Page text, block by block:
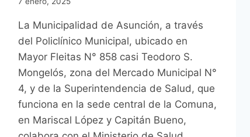
La Municipalidad de Asunción, a través
del Policlínico Municipal, ubicado en
Mayor Fleitas N° 858 casi Teodoro S.
Mongelós, zona del Mercado Municipal N°
4, y de la Superintendencia de Salud, que
funciona en la sede central de la Comuna,
en Mariscal López y Capitán Bueno,